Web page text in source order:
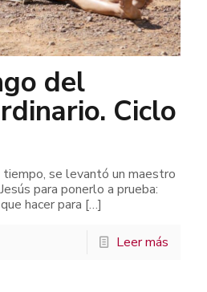
del
Ciclo
se levantó un maestro
para ponerlo a prueba:
hacer para […]
Leer más